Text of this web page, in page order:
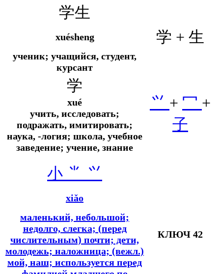
学生
xuésheng
ученик; учащийся, студент,
курсант
学 + 生
学
xué
учить, исследовать;
подражать, имитировать;
наука, -логия; школа, учебное
заведение; учение, знание
⺍ + 冖 +
子
小 ⺌ ⺍
xiǎo
маленький, небольшой;
недолго, слегка; (перед
числительным) почти; дети,
молодежь; наложница; (вежл.)
мой, наш; используется перед
КЛЮЧ 42